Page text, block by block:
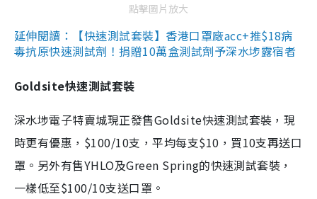
點擊圖片放大
延伸閱讀：【快速測試套裝】香港口罩廠acc+推$18病
毒抗原快速測試劑！捐贈10萬盒測試劑予深水埗露宿者
Goldsite快速測試套裝
深水埗電子特賣城現正發售Goldsite快速測試套裝，現
時更有優惠，$100/10支，平均每支$10，買10支再送口
罩。另外有售YHLO及Green Spring的快速測試套裝，
一樣低至$100/10支送口罩。